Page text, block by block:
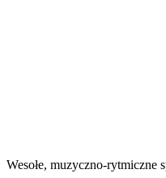
Wesołe, muzyczno-rytmiczne